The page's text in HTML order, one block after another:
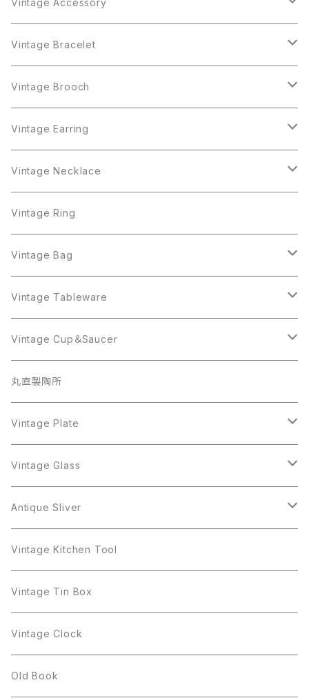
Vintage Accessory
Bracelet
Crown Trifari
Monet
Brooch
AAi
AJC
BSK
Cerrito
Gerry's
Giovanni
GOLD CROWN
Kramer
Earring
ART
AVON
Sarah Coventry
植物モチーフ
Necklace
AVON
Monet
Trifari
Sarah Coventry
Ring
AVON
Vintage Bracelet
Crown Trifari
Monet
Trifari
West Germany
Sarah Coventry
Vintage Brooch
AAi
AJC
Alice Caviness
ALPACA MEXICO
AVON
Beatrix
BSK
Coro
Crown Trifari
Danecraft
Gerry's
Giovanni
GOLD CROWN
JJ
Vintage Earring
ART
AVON
Coro
JJ
Lisner
Sarah Coventry
Richelieu
W.Gemany
植物モチーフ
BSK
STAR
Vintage Necklace
AVON
Coro
Crown Trifari
Monet
Napier
Richelieu
Rhinestone
Sarah Coventry
STAR
Trifari
Vintage Ring
Vintage Bag
CELINE
Vintage Tableware
Glass
iittala
arcopal
CupSaucer
BAVARIA
Antique Silver
Milk Pot
Pot
Mag Cup
Vase
Plate
Figgjo
BILTONS
Spoon
Silver
Vintage Cup＆Saucer
BAVARIA
Mosa
arcopal
丸直製陶所
Vintage Plate
Figgjo
BILTONS
Vintage Glass
iittala
Luminarc
arcoroc
arcopal
Antique Sliver
Pot
Milk Pot
Spoon
cup
Vintage Kitchen Tool
Vintage Tin Box
Vintage Clock
Old Book